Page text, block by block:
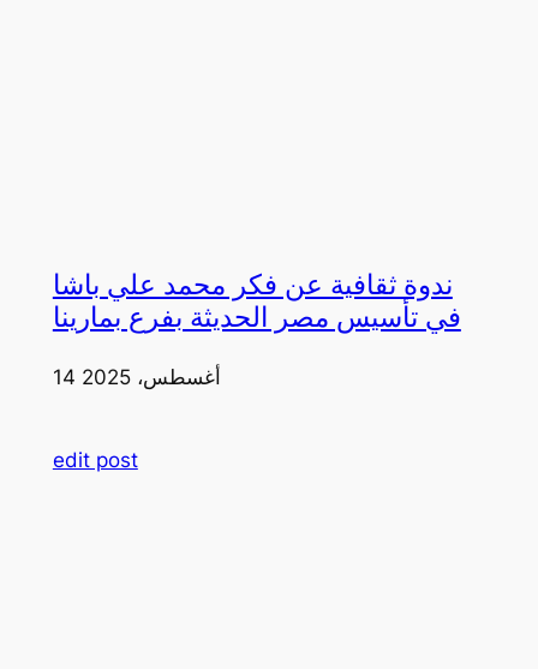
ندوة ثقافية عن فكر محمد علي باشا
في تأسيس مصر الحديثة بفرع بمارينا
14 أغسطس، 2025
edit post